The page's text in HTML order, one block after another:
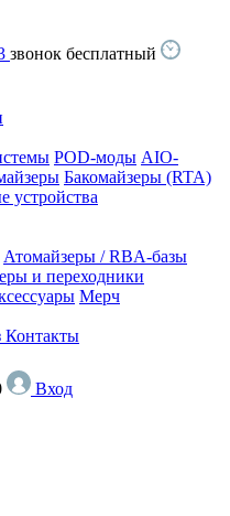
звонок бесплатный
POD-моды AIO-
Бакомайзеры (RTA)
устройства
Атомайзеры / RBA-базы
и переходники
Мерч
Контакты
Вход